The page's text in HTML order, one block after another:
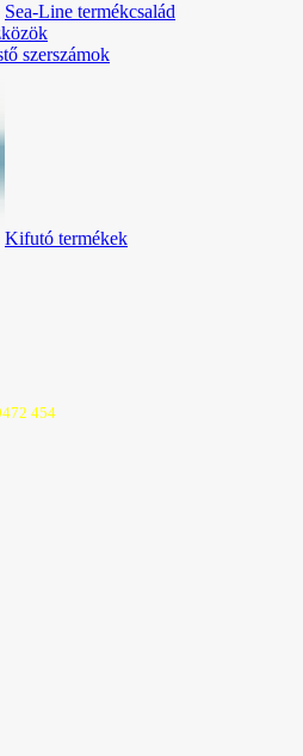
Sea-Line termékcsalád
szerszámok
Kifutó termékek
454